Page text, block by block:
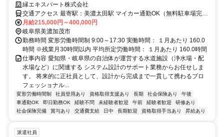
の未来を描く。一生モノの技術を、ここから。
縁エキスパート株式会社
交通アクセス 最寄駅：美濃太田駅 マイカー通勤OK（無料駐車場完
備）
月給215,000円～400,000円
岐阜県美濃加茂市
勤務時間 変形労働時間制 9:00～17:30 実働時間： １月あたり 160.0
時間 ※残業月30時間以内 平均所定労働時間： １月あたり 160.0時間
仕事内容 愛知県・岐阜県の自治体が運営する水道施設（浄水場・配
水場など）に関連する システム設計のサポート業務からお任せしま
す。 将来的に正社員として、設計から完成まで一貫して携わるプロ
フェッショナル...
変形労働時間制 社員登用あり 資格取得支援あり 長期 社会保険あり
午後
車通勤OK
即日勤務OK 経験不問 未経験者歓迎 午前 経験者歓迎
研修あり
社会保険完備
賞与あり 交通費支給 日中 長期歓迎 資格取得手当あり 昇給あり
派遣社員